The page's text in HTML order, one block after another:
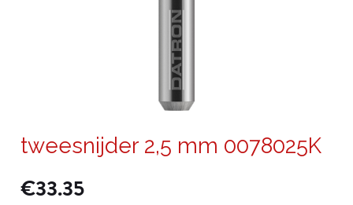
tweesnijder 2,5 mm 0078025K
€33.35